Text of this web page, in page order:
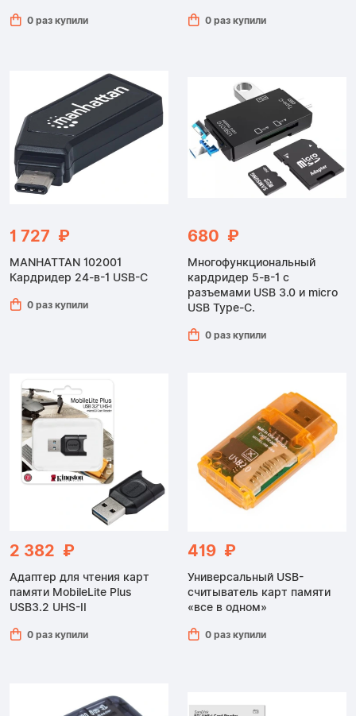
0 раз купили 0 раз купили
1 727 ₽
MANHATTAN 102001
Кардридер 24-в-1 USB-C
0 раз купили
680 ₽
Многофункциональный
кардридер 5-в-1 с
разъемами USB 3.0 и micro
USB Type-C.
0 раз купили
2 382 ₽
Адаптер для чтения карт
памяти MobileLite Plus
USB3.2 UHS-II
0 раз купили
419 ₽
Универсальный USB-
считыватель карт памяти
«все в одном»
0 раз купили